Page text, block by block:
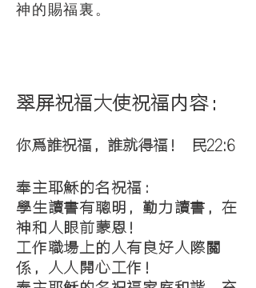
神的賜福裏。
翠屏祝福大使祝福内容：
你爲誰祝福，誰就得福！ 民22:6
奉主耶穌的名祝福：
學生讀書有聰明，勤力讀書，在
神和人眼前蒙恩！
工作職場上的人有良好人際關
係 ，人人開心工作！